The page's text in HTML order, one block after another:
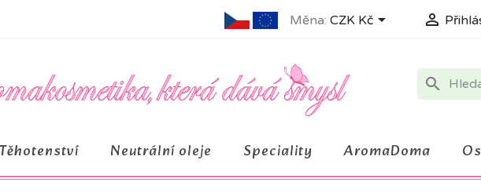
Měna: CZK Kč 
search
Těhotenství Neutrální oleje Speciality AromaDoma